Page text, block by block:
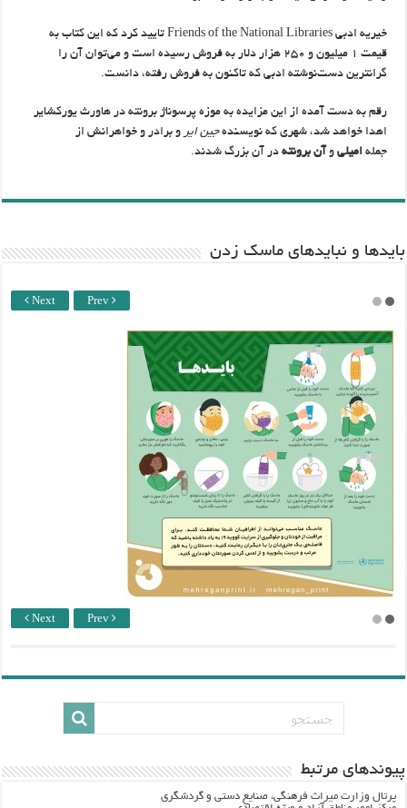
خیریه ادبی Friends of the National Libraries تایید کرد که این کتاب به
قیمت ۱ میلیون و ۲۵۰ هزار دلار به فروش رسیده است و می‌توان آن را
گرانترین دست‌نوشته ادبی که تاکنون به فروش رفته، دانست.
رقم به دست آمده از این مزایده به موزه پرسوناژ برونته در هاورث یورکشایر
اهدا خواهد شد، شهری که نویسندهجین ایر و برادر و خواهرانش از
جملهامیلیو آن برونته در آن بزرگ شدند.
باید‌ها و نبایدهای ماسک زدن
Next Prev
Next Prev
پيوندهاي مرتبط
پرتال وزارت ميراث فرهنگي، صنایع دستی و گردشگري